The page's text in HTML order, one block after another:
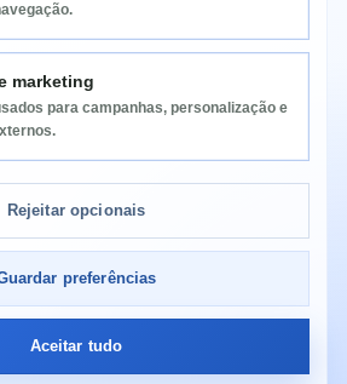
da Loja
marketing
para campanhas, personalização e
Rejeitar opcionais
preferências
Aceitar tudo